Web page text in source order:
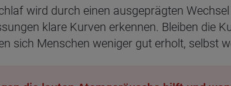
wird durch einen ausgeprägten
klare Kurven erkennen. Bleiben die
sich Menschen weniger gut erholt, selbst